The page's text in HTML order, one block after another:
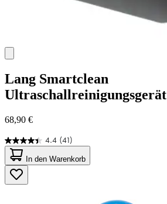
Lang Smartclean
Ultraschallreinigungsgerät
68,90 €
4.4 (41)
4.4
von
5
Sternen.
41
In den Warenkorb